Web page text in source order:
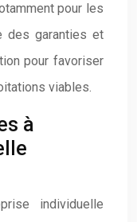
pour les
des garanties et
pour favoriser
viables.
à
individuelle